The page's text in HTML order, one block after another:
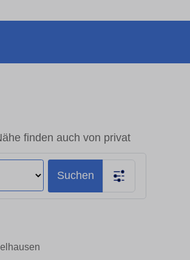
finden auch von privat
Suchen